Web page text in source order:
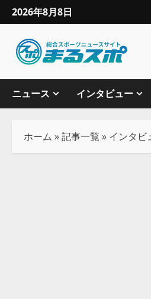
2026年8月8日
ニュース インタビュー
ホーム »記事一覧 » インタビ